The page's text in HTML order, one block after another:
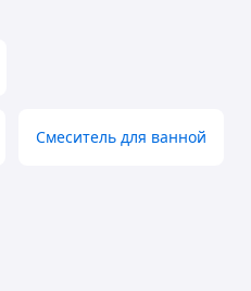
Смеситель для ванной